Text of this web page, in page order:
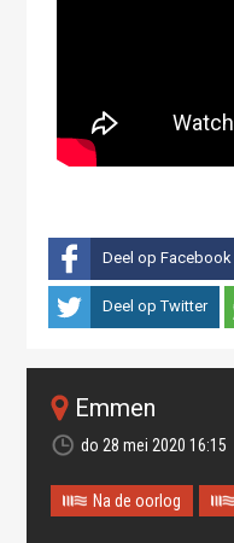
Deel op Facebook
Deel op Twitter
Emmen
do 28 mei 2020 16:15
Na de oorlog